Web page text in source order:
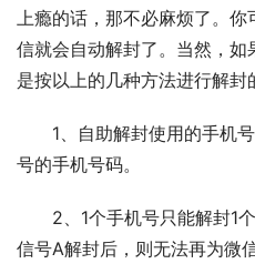
上瘾的话，那不必麻烦了。
信就会自动解封了。当然，
是按以上的几种方法进行解封
1、自助解封使用的手机号
号的手机号码。
2、1个手机号只能解封1个
信号A解封后，则无法再为微